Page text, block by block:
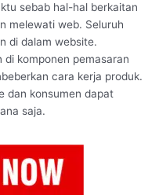
sebab hal-hal berkaitan
melewati web. Seluruh
di dalam website.
di komponen pemasaran
cara kerja produk.
dan konsumen dapat
saja.